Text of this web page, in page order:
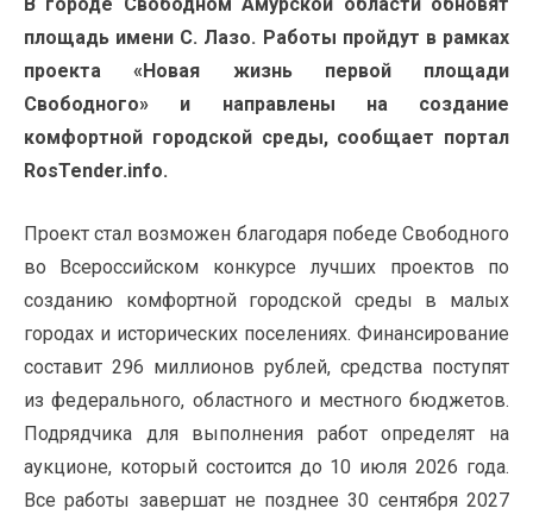
площадь имени С. Лазо. Работы пройдут в рамках
проекта «Новая жизнь первой площади
Свободного» и направлены на создание
комфортной городской среды, сообщает портал
RosTender.info.
Проект стал возможен благодаря победе Свободного
во Всероссийском конкурсе лучших проектов по
созданию комфортной городской среды в малых
городах и исторических поселениях. Финансирование
составит 296 миллионов рублей, средства поступят
из федерального, областного и местного бюджетов.
Подрядчика для выполнения работ определят на
аукционе, который состоится до 10 июля 2026 года.
Все работы завершат не позднее 30 сентября 2027